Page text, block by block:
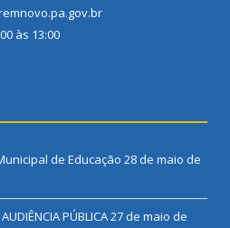
às 13:00
de Educação 28 de maio de
PÚBLICA27 de maio de